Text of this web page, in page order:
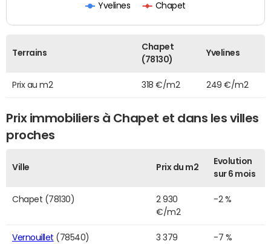
Yvelines Chapet
Terrains
Chapet
(78130)
Yvelines
Prix au m2 318 €/m2 249 €/m2
Prix immobiliers à Chapet et dans les villes
proches
Ville Prix du m2
Evolution
sur 6 mois
Chapet (78130)
2 930
€/m2
-2 %
Vernouillet (78540)
3 379
-7 %